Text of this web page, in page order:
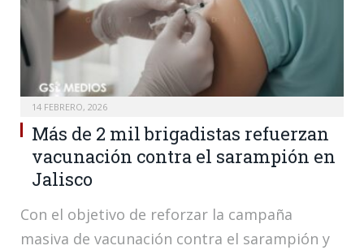
14 FEBRERO, 2026
Más de 2 mil brigadistas refuerzan
vacunación contra el sarampión en
Jalisco
Con el objetivo de reforzar la campaña
masiva de vacunación contra el sarampión y